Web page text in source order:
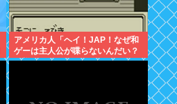
アメリカ人「ヘイ！JAP！なぜ和
ゲーは主人公が喋らないんだい？
異様だよ？」